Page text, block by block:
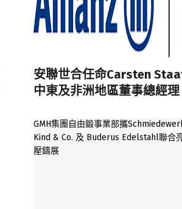
安聯世合‌任命Carsten
中東及非洲地區董事總經理
GMH集團自由鍛事業部攜
Kind & Co. 及 Buderus Edelstahl聯合
壓鑄展